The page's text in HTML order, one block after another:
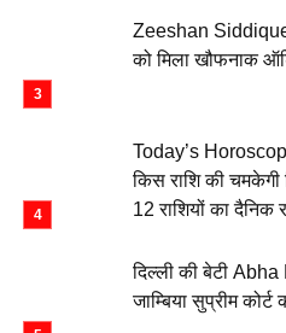
Zeeshan
को मिला खौफनाक
Today’s
किस राशि की
12 राशियों का दैनिक
दिल्ली की बेटी
जाम्बिया सुप्रीम